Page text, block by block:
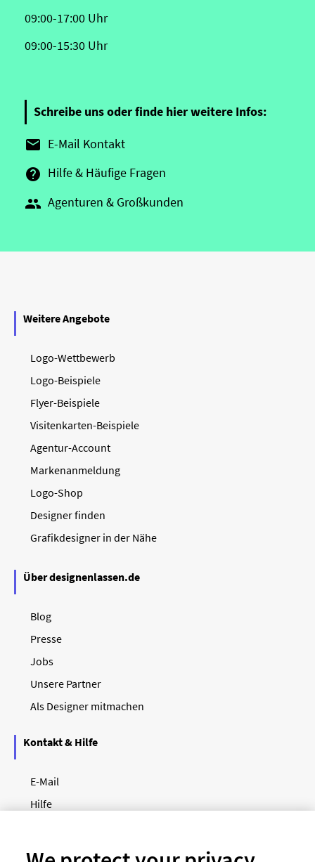
09:00-17:00 Uhr
09:00-15:30 Uhr
Schreibe uns oder finde hier weitere Infos:
 E-Mail Kontakt
 Hilfe & Häufige Fragen
 Agenturen & Großkunden
Weitere Angebote
Logo-Wettbewerb
Logo-Beispiele
Flyer-Beispiele
Visitenkarten-Beispiele
Agentur-Account
Markenanmeldung
Logo-Shop
Designer finden
Grafikdesigner in der Nähe
Über designenlassen.de
Blog
Presse
Jobs
Unsere Partner
Als Designer mitmachen
Kontakt & Hilfe
E-Mail
Hilfe